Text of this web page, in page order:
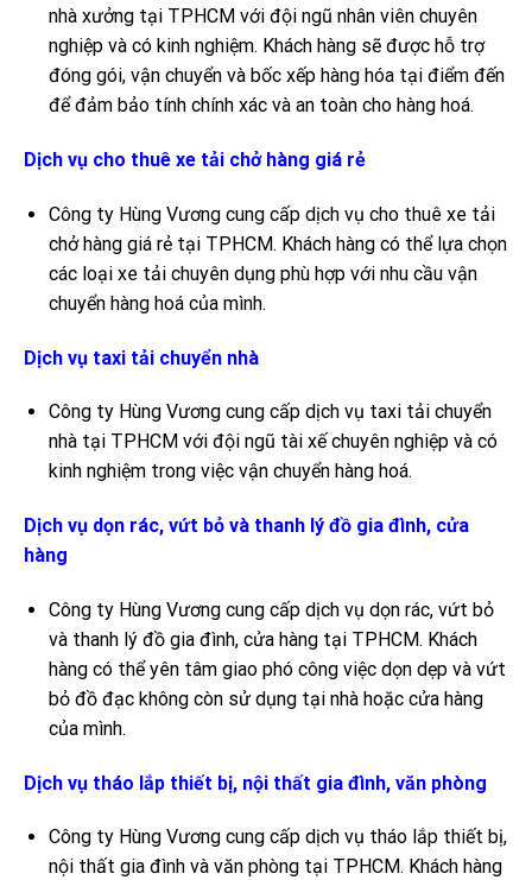
nhà xưởng tại TPHCM với đội ngũ nhân viên chuyên
nghiệp và có kinh nghiệm. Khách hàng sẽ được hỗ trợ
đóng gói, vận chuyển và bốc xếp hàng hóa tại điểm đến
để đảm bảo tính chính xác và an toàn cho hàng hoá.
Dịch vụ cho thuê xe tải chở hàng giá rẻ
Công ty Hùng Vương cung cấp dịch vụ cho thuê xe tải
chở hàng giá rẻ tại TPHCM. Khách hàng có thể lựa chọn
các loại xe tải chuyên dụng phù hợp với nhu cầu vận
chuyển hàng hoá của mình.
Dịch vụ taxi tải chuyển nhà
Công ty Hùng Vương cung cấp dịch vụ taxi tải chuyển
nhà tại TPHCM với đội ngũ tài xế chuyên nghiệp và có
kinh nghiệm trong việc vận chuyển hàng hoá.
Dịch vụ dọn rác, vứt bỏ và thanh lý đồ gia đình, cửa
hàng
Công ty Hùng Vương cung cấp dịch vụ dọn rác, vứt bỏ
và thanh lý đồ gia đình, cửa hàng tại TPHCM. Khách
hàng có thể yên tâm giao phó công việc dọn dẹp và vứt
bỏ đồ đạc không còn sử dụng tại nhà hoặc cửa hàng
của mình.
Dịch vụ tháo lắp thiết bị, nội thất gia đình, văn phòng
Công ty Hùng Vương cung cấp dịch vụ tháo lắp thiết bị,
nội thất gia đình và văn phòng tại TPHCM. Khách hàng